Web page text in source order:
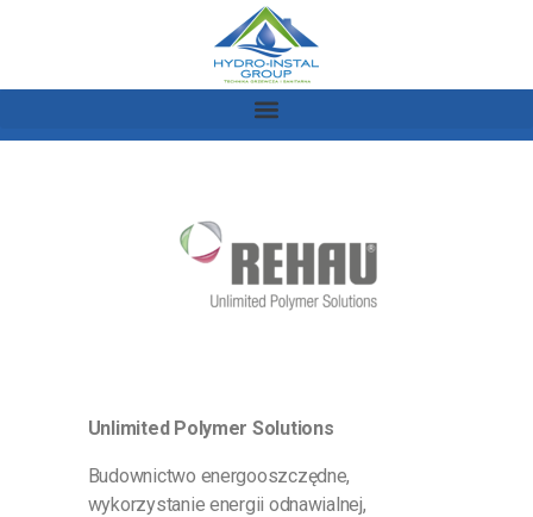
Unlimited Polymer Solutions
Budownictwo energooszczędne,
wykorzystanie energii odnawialnej,